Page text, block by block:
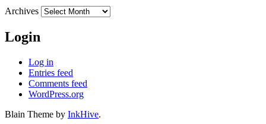
Archives
Login
Log in
Entries feed
Comments feed
WordPress.org
Blain Theme by InkHive.